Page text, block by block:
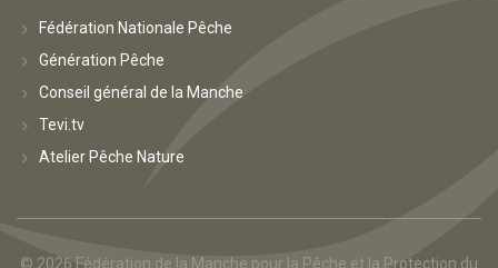
Fédération Nationale Pêche
Génération Pêche
Conseil général de la Manche
Tevi.tv
Atelier Pêche Nature
© 2026 Fédération de la Manche pour la Pêche et la Protection du